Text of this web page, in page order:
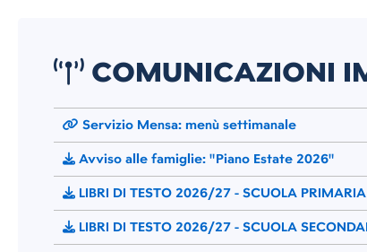
COMUNICAZIONI
Servizio Mensa: menù settimanale
Avviso alle famiglie: "Piano Estate 2026"
LIBRI DI TESTO 2026/27 - SCUOLA PRIMARIA
LIBRI DI TESTO 2026/27 - SCUOLA